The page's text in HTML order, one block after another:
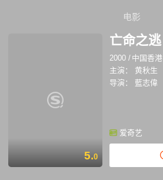
电影
5.0
亡命之逃
2000 / 中国香港
主演：
黄秋生
导演：
藍志偉
爱奇艺